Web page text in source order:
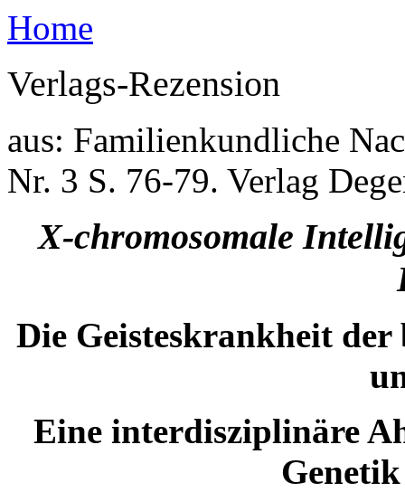
Home
Verlags-Rezension
aus: Familienkundliche
Nr. 3 S. 76-79. Verlag
X-chromosomale
Die Geisteskrankheit
Eine interdisziplinäre